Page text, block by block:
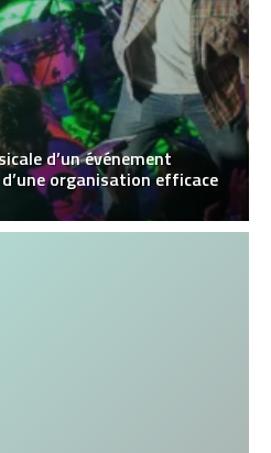
d’un événement
organisation efficace